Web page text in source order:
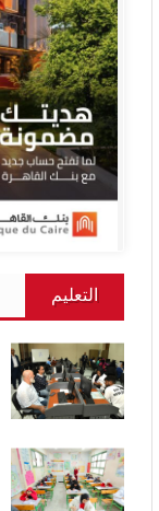
التعليم